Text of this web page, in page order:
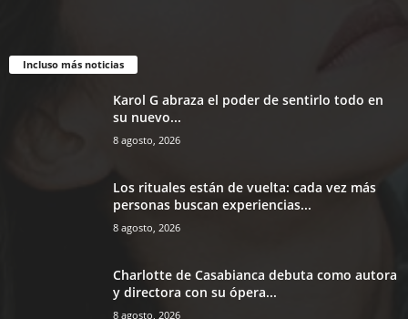
Incluso más noticias
Karol G abraza el poder de sentirlo todo en
su nuevo...
8 agosto, 2026
Los rituales están de vuelta: cada vez más
personas buscan experiencias...
8 agosto, 2026
Charlotte de Casabianca debuta como autora
y directora con su ópera...
8 agosto, 2026